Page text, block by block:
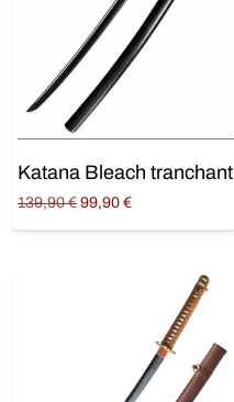
Katana Bleach tranchant
139,90€ Original
99,90 €Current
Ajouter au panier